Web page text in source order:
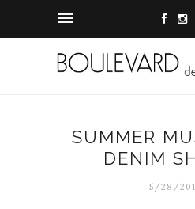
SUMMER
DENIM
5/28/